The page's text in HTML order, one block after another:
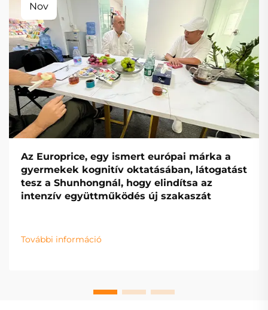
Nov
Az Europrice, egy ismert európai márka a
gyermekek kognitív oktatásában, látogatást
tesz a Shunhongnál, hogy elindítsa az
intenzív együttműködés új szakaszát
További információ